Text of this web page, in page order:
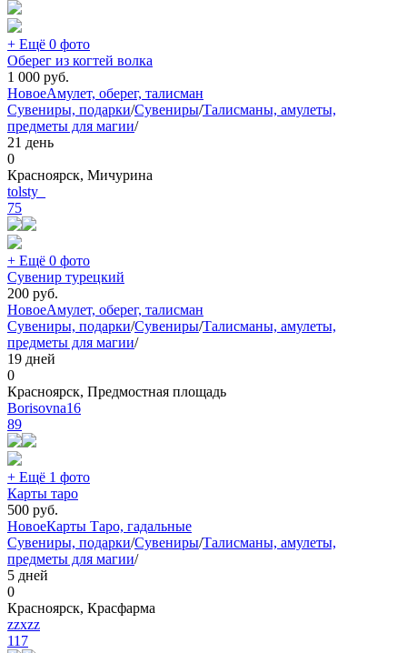
+ Ещё 0 фото
Оберег из когтей волка
1 000 руб.
НовоеАмулет, оберег, талисман
Сувениры, подарки/Сувениры/Талисманы, амулеты,
предметы для магии/
21 день
0
Красноярск, Мичурина
tolsty_
75
+ Ещё 0 фото
Сувенир турецкий
200 руб.
НовоеАмулет, оберег, талисман
Сувениры, подарки/Сувениры/Талисманы, амулеты,
предметы для магии/
19 дней
0
Красноярск, Предмостная площадь
Borisovna16
89
+ Ещё 1 фото
Карты таро
500 руб.
НовоеКарты Таро, гадальные
Сувениры, подарки/Сувениры/Талисманы, амулеты,
предметы для магии/
5 дней
0
Красноярск, Красфарма
zzxzz
117